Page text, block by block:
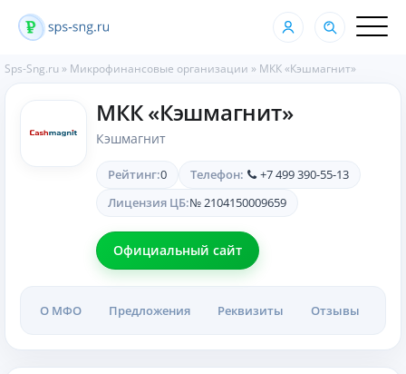
Sps-Sng.ru » Микрофинансовые организации » МКК «Кэшмагнит»
МКК «Кэшмагнит»
Кэшмагнит
Рейтинг:0 Телефон:
+7 499 390-55-13
Лицензия ЦБ:№ 2104150009659
Официальный сайт
О МФО Предложения Реквизиты Отзывы